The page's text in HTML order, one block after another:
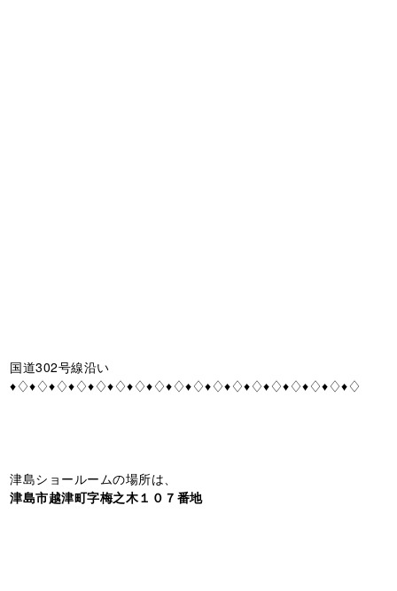
国道302号線沿い
♦♢♦♢♦♢♦♢♦♢♦♢♦♢♦♢♦♢♦♢♦♢♦♢♦♢♦♢♦♢♦♢♦♢♦♢
津島ショールームの場所は、
津島市越津町字梅之木１０７番地